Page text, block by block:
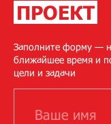
ПРОЕКТ
Заполните форму —
ближайшее время и
цели и задачи